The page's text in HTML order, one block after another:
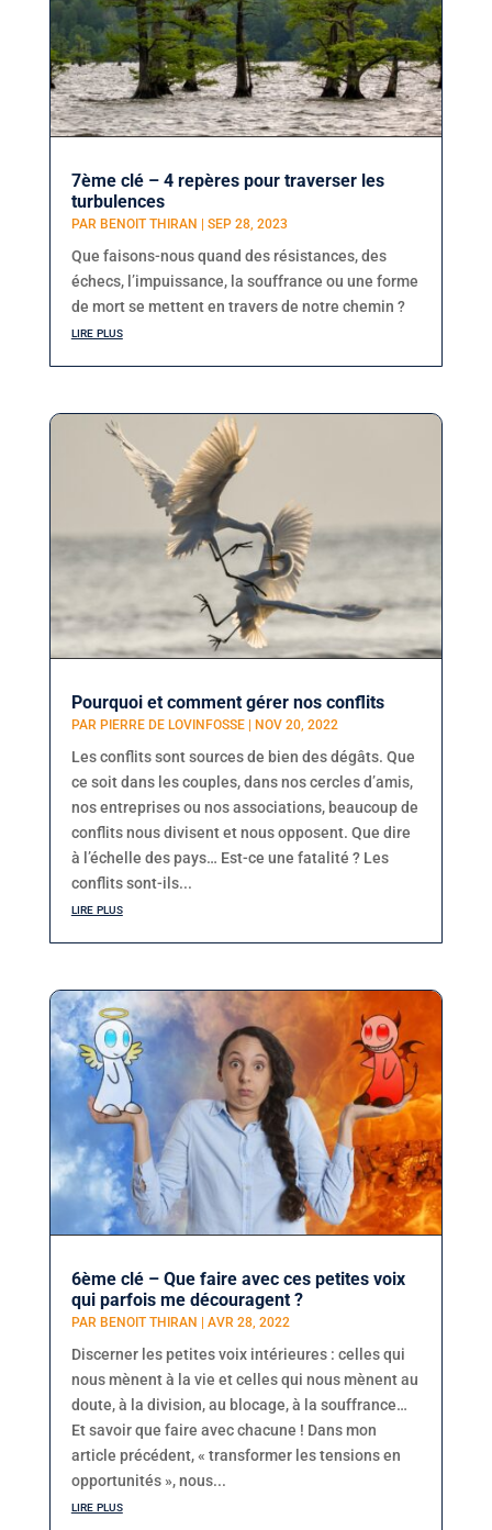
7ème clé – 4 repères pour traverser les
turbulences
PAR BENOIT THIRAN SEP 28, 2023
Que faisons-nous quand des résistances, des
échecs, l’impuissance, la souffrance ou une forme
de mort se mettent en travers de notre chemin ?
lire plus
Pourquoi et comment gérer nos conflits
PAR PIERRE DE LOVINFOSSE| NOV 20, 2022
Les conflits sont sources de bien des dégâts. Que
ce soit dans les couples, dans nos cercles d’amis,
nos entreprises ou nos associations, beaucoup de
conflits nous divisent et nous opposent. Que dire
à l’échelle des pays… Est-ce une fatalité ? Les
conflits sont-ils...
lire plus
6ème clé – Que faire avec ces petites voix
qui parfois me découragent ?
PAR BENOIT THIRAN AVR 28, 2022
Discerner les petites voix intérieures : celles qui
nous mènent à la vie et celles qui nous mènent au
doute, à la division, au blocage, à la souffrance…
Et savoir que faire avec chacune ! Dans mon
article précédent, « transformer les tensions en
opportunités », nous...
lire plus